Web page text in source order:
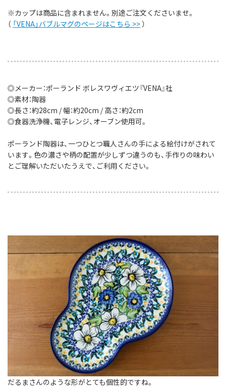
※カップは商品に含まれません。別途ご注文くださいませ。
（ 「VENA」バブルマグのページはこちら >> ）
◎メーカー：ポーランド ボレスワヴィエツ『VENA』社
◎素材：陶器
◎長さ：約28cm / 幅：約20cm / 高さ：約2cm
◎食器洗浄機、電子レンジ、オーブン使用可。
ポーランド陶器は、一つひとつ職人さんの手による絵付けがされて
います。色の濃さや柄の配置が少しずつ違うのも、手作りの味わい
とご理解いただいたうえで、ご利用ください。
だるまさんのような形がとても個性的ですね。